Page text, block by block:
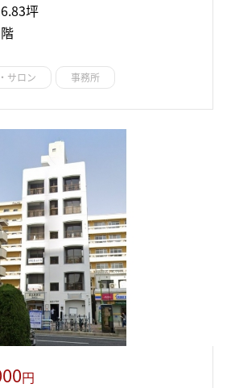
坪
サロン 事務所
円